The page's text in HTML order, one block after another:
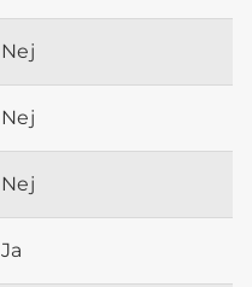
Nej
Nej
Nej
Ja